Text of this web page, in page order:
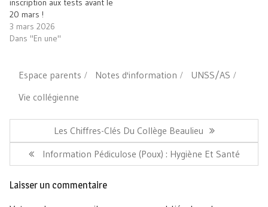
inscription aux tests avant le
20 mars !
3 mars 2026
Dans "En une"
Espace parents Notes d'information
UNSS/AS
Vie collégienne
l’article
Article
Précédent:
Les Chiffres-Clés Du Collège Beaulieu
Article
Suivant:
Information Pédiculose (poux) : Hygiène Et Santé
Laisser un commentaire